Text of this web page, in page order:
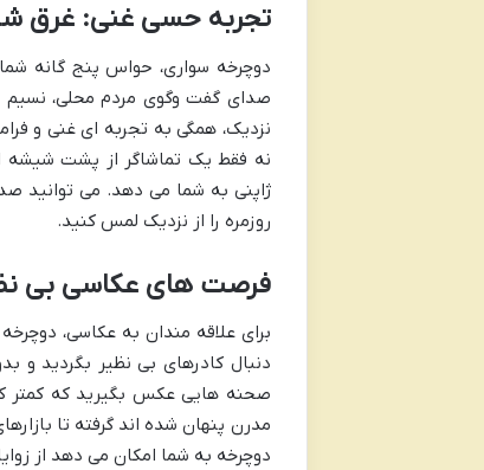
تجربه حسی غنی: غرق
دوچرخه سواری، حواس پنج گانه
صدای گفت وگوی مردم محلی، نسیم
نزدیک، همگی به تجربه ای غنی و
نه فقط یک تماشاگر از پشت شیشه
ژاپنی به شما می دهد. می توانید
روزمره را از نزدیک لمس کنید.
فرصت های عکاسی بی
برای علاقه مندان به عکاسی،
دنبال کادرهای بی نظیر بگردید و
صحنه هایی عکس بگیرید که کمتر
مدرن پنهان شده اند گرفته تا
دوچرخه به شما امکان می دهد از